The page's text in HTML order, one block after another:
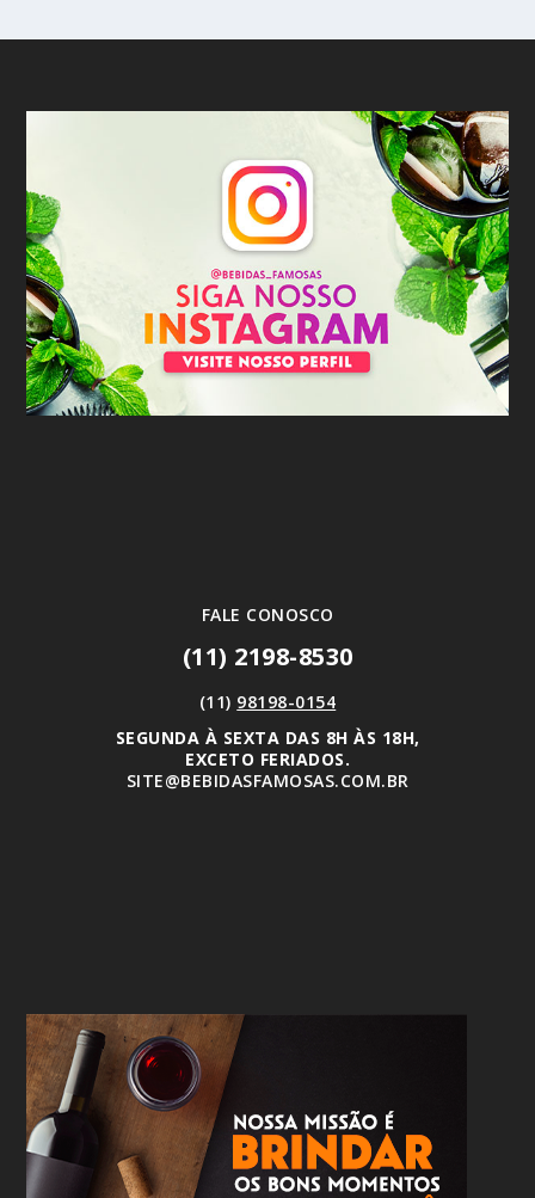
FALE CONOSCO
(11) 2198-8530
(11) 98198-0154
SEGUNDA À SEXTA DAS 8H ÀS 18H,
EXCETO FERIADOS.
SITE@BEBIDASFAMOSAS.COM.BR